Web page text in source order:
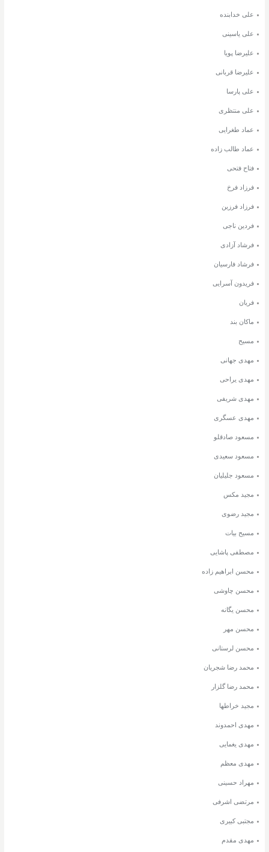
علی خدابنده
علی یاسینی
علیرضا پویا
علیرضا قربانی
علی پارسا
علی منتظری
عماد طغرایی
عماد طالب زاده
فتاح فتحی
فرزاد فرخ
فرزاد فرزین
فردین ناجی
فرشاد آزادی
فرشاد فارسیان
فریدون آسرایی
فریان
ماکان بند
مسیح
مهدی جهانی
مهدی یراحی
مهدی شریفی
مهدی عسگری
مسعود صادقلو
مسعود سعیدی
مسعود جلیلیان
مجید مکس
مجید رضوی
مسیح بیات
مصطفی پاشایی
محسن ابراهیم زاده
محسن چاوشی
محسن یگانه
محسن مهر
محسن لرستانی
محمد رضا شجریان
محمد رضا گلزار
مجید خراطها
مهدی احمدوند
مهدی یغمایی
مهدی معظم
مهراد حسینی
مرتضی اشرفی
مجتبی کبیری
مهدی مقدم